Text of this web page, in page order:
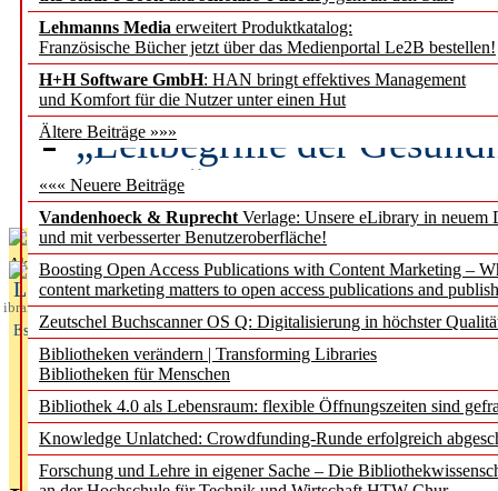
Lehmanns Media erweitert Produktkatalog:
Französische Bücher jetzt über das Medienportal Le2B bestellen!
H+H Software GmbH: HAN bringt effektives Management
und Komfort für die Nutzer unter einen Hut
Ältere Beiträge »»»
««« Neuere Beiträge
Vandenhoeck & Ruprecht Verlage: Unsere eLibrary in neuem
und mit verbesserter Benutzeroberfläche!
Boosting Open Access Publications with Content Marketing –
content marketing matters to open access publications and
Zeutschel Buchscanner OS Q: Digitalisierung in höchster
Bibliotheken verändern | Transforming Libraries
Bibliotheken für Menschen
Bibliothek 4.0 als Lebensraum: flexible Öffnungszeiten sind
Knowledge Unlatched: Crowdfunding-Runde erfolgreich
Forschung und Lehre in eigener Sache – Die
Künstliche Intelligenz
besser zu verstehen
„Leitbegriffe der
des BIÖG erscheinen
Aktuelles aus
L
ibrary
Essentials